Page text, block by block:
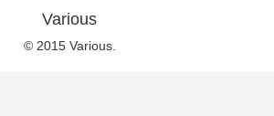
Various
© 2015 Various.